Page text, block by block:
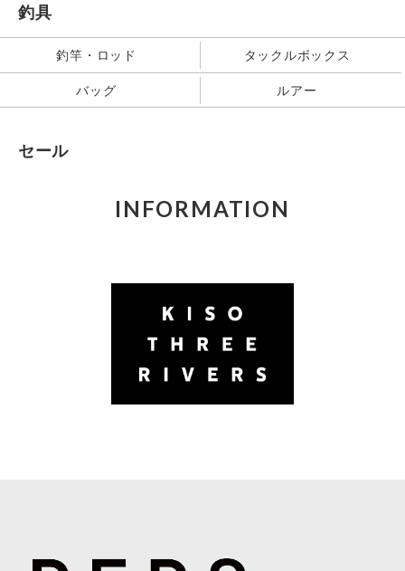
釣具
釣竿・ロッド タックルボックス
バッグ ルアー
セール
INFORMATION